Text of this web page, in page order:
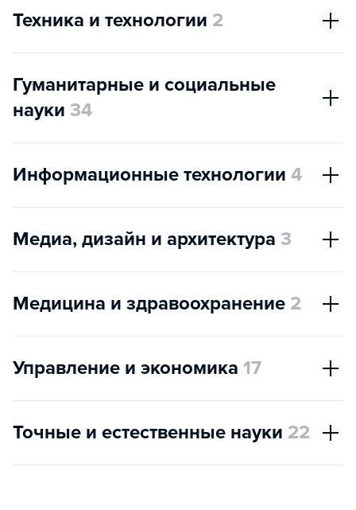
Техника и технологии 2
Гуманитарные и социальные
науки 34
Информационные технологии 4
Медиа, дизайн и архитектура 3
Медицина и здравоохранение 2
Управление и экономика 17
Точные и естественные науки 22